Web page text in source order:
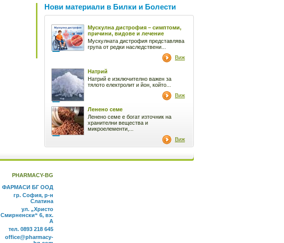
Нови материали в Билки и Болести
Мускулна дистрофия – симптоми,
причини, видове и лечение
Мускулната дистрофия представлява
група от редки наследствени...
Виж
Натрий
Натрий е изключително важен за
тялото електролит и йон, който...
Виж
Ленено семе
Ленено семе е богат източник на
хранителни вещества и
микроелементи,...
Виж
PHARMACY-BG
ФАРМАСИ БГ ООД
гр. София, р-н
Слатина
ул. „Христо
Смирненски“ 6, вх.
А
тел. 0893 218 645
office@pharmacy-